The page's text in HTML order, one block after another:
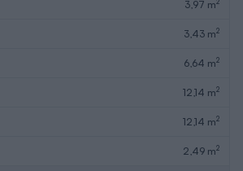
3,97 m
3,43 m2
6,64 m2
12,14 m2
12,14 m2
2,49 m2